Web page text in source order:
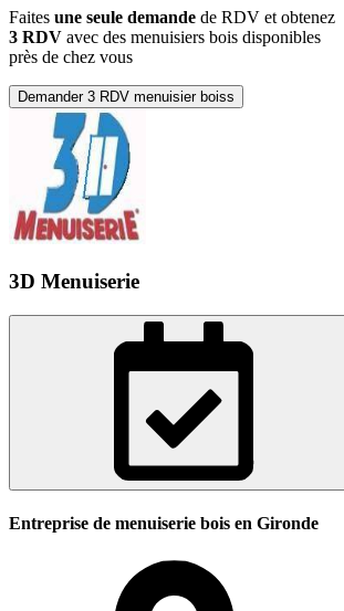
Faites une seule demande de RDV et obtenez
3 RDV avec des menuisiers bois disponibles
près de chez vous
Demander 3 RDV menuisier boiss
3D Menuiserie
Entreprise de menuiserie bois en Gironde